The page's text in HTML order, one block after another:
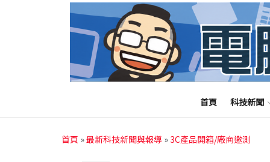
首頁 科技新聞
首頁 »最新科技新聞與報導 »3C產品開箱/廠商邀測